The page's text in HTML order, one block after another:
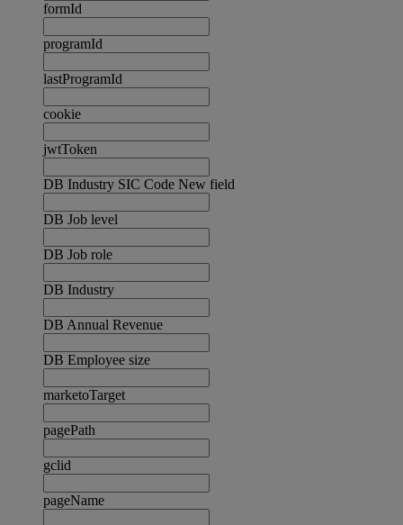
formId
programId
lastProgramId
cookie
jwtToken
DB Industry SIC Code New field
DB Job level
DB Job role
DB Industry
DB Annual Revenue
DB Employee size
marketoTarget
pagePath
gclid
pageName